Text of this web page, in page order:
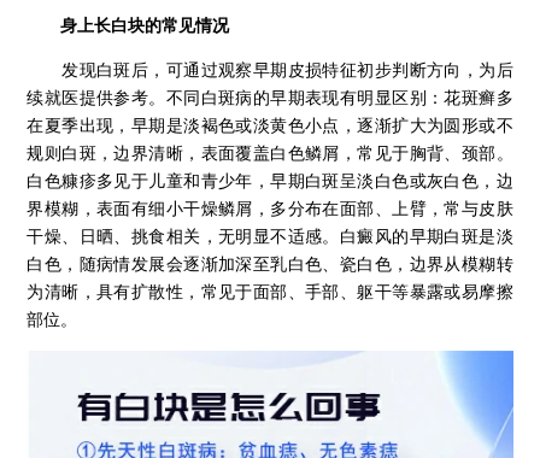
身上长白块的常见情况
发现白斑后，可通过观察早期皮损特征初步判断方向，为后
续就医提供参考。不同白斑病的早期表现有明显区别：花斑癣多
在夏季出现，早期是淡褐色或淡黄色小点，逐渐扩大为圆形或不
规则白斑，边界清晰，表面覆盖白色鳞屑，常见于胸背、颈部。
白色糠疹多见于儿童和青少年，早期白斑呈淡白色或灰白色，边
界模糊，表面有细小干燥鳞屑，多分布在面部、上臂，常与皮肤
干燥、日晒、挑食相关，无明显不适感。白癜风的早期白斑是淡
白色，随病情发展会逐渐加深至乳白色、瓷白色，边界从模糊转
为清晰，具有扩散性，常见于面部、手部、躯干等暴露或易摩擦
部位。